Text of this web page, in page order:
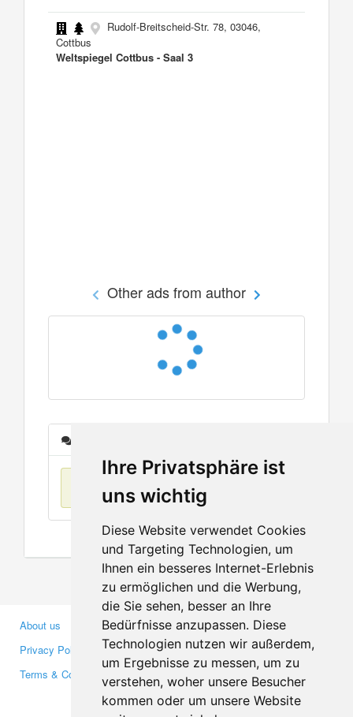
Ihre Privatsphäre ist
uns wichtig
Diese Website verwendet Cookies
und Targeting Technologien, um
Ihnen ein besseres Internet-Erlebnis
zu ermöglichen und die Werbung,
die Sie sehen, besser an Ihre
Bedürfnisse anzupassen. Diese
Technologien nutzen wir außerdem,
um Ergebnisse zu messen, um zu
verstehen, woher unsere Besucher
kommen oder um unsere Website
Rudolf-Breitscheid-Str. 78, 03046,
Cottbus
Weltspiegel Cottbus - Saal 3
Other ads from author
No items found
About us
Privacy Policy
Terms & Conditions
Business Partners
Investors
Media